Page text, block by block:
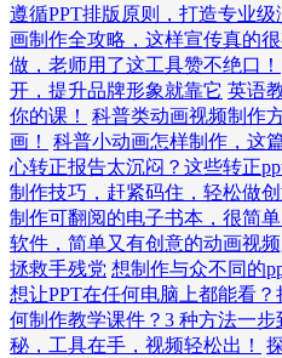
遵循PPT排版原则，打造专业级
画制作全攻略，这样宣传真的很
做，老师用了这工具赞不绝口！
开，提升品牌形象就靠它 英语
你的课！
科普类动画视频制作
画！
科普小动画怎样制作，这
心转正报告太沉闷？这些转正
制作技巧，赶紧码住，轻松做
制作可翻阅的电子书本，很简单
软件，简单又有创意的动画视频
拯救手残党 想制作与众不同的
想让PPT在任何电脑上都能看？
何制作教学课件？3 种方法一步
秘，工具在手，视频轻松出！